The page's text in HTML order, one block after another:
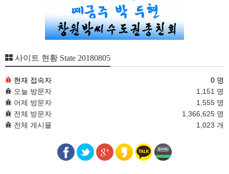
사이트 현황 State 20180805
현재 접속자
0 명
오늘 방문자
1,151 명
어제 방문자
1,555 명
전체 방문자
1,366,625 명
전체 게시물
1,023 개